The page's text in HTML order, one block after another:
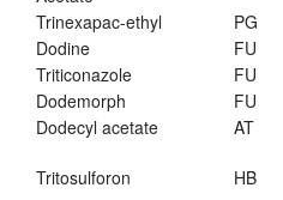
Trinexapac-ethyl PG
Dodine
FU
Triticonazole
FU
Dodemorph
FU
Dodecyl acetate
AT
Tritosulforon HB